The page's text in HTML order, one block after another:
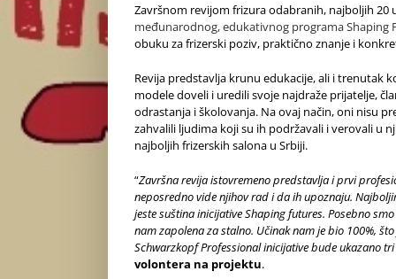
Završnom revijom frizura odabranih, najboljih 20
međunarodnog, edukativnog programa Shaping
obuku za frizerski poziv, praktično znanje i
Revija predstavlja krunu edukacije, ali i trenutak
modele doveli i uredili svoje najdraže prijatelje,
odrastanja i školovanja. Na ovaj način, oni nisu
zahvalili ljudima koji su ih podržavali i verovali u
najboljih frizerskih salona u Srbiji.
“Završna revija istovremeno predstavlja i prvi
neposredno vide njihov rad i da ih upoznaju.
jeste suština inicijative Shaping futures. Posebno
nam zapolena za stalno. Učinak nam je bio 100%,
Schwarzkopf Professional inicijative bude ukazano
volontera na projektu.